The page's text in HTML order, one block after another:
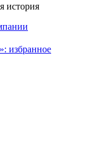
история
избранное